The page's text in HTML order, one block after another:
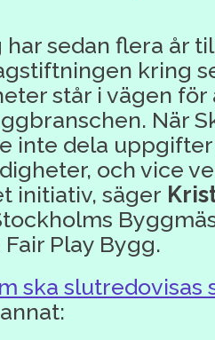
har sedan flera år
kring
står i vägen
När
inte dela
och vice
initiativ, säger
Play Bygg.
ska slutredovisas